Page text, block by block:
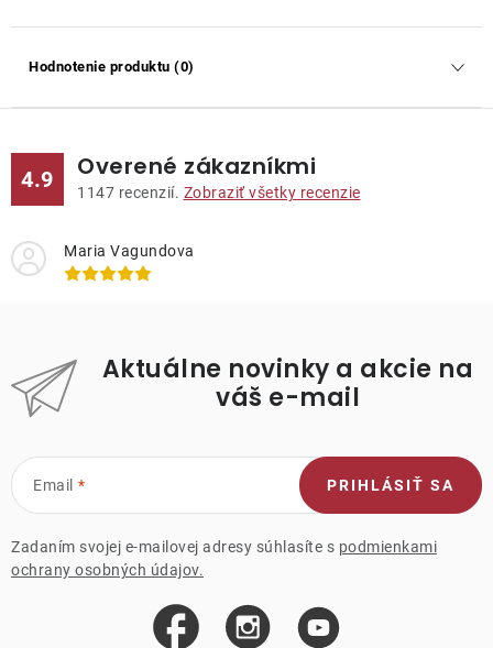
Hodnotenie produktu (0)
4.9 Overené zákazníkmi
1147 recenzií. Zobraziť všetky recenzie
Maria Vagundova
Aktuálne novinky a akcie na
váš e-mail
Email
Zadaním svojej e-mailovej adresy súhlasíte s podmienkami
ochrany osobných údajov.
PRIHLÁSIŤ SA